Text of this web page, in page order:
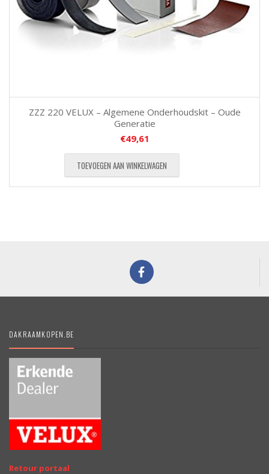
ZZZ 220 VELUX – Algemene Onderhoudskit – Oude
Generatie
€49,61
TOEVOEGEN AAN WINKELWAGEN
DAKRAAMKOPEN.BE
Retour portaal